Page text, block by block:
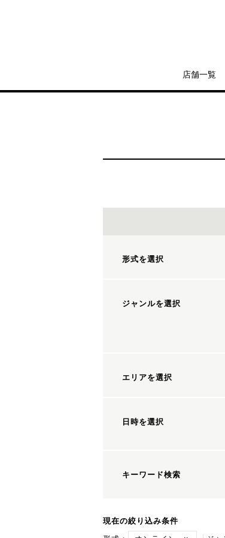
店舗一覧
形式を選択
ジャンルを選択
エリアを選択
日時を選択
キーワード検索
現在の絞り込み条件